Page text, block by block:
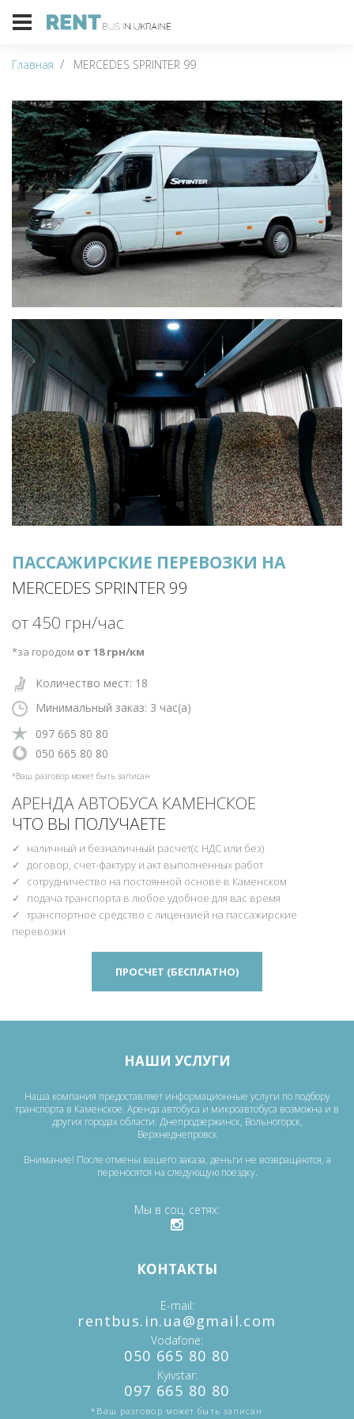
Главная MERCEDES SPRINTER 99
ПАССАЖИРСКИЕ ПЕРЕВОЗКИ НА
MERCEDES SPRINTER 99
от 450 грн/час
*за городом от 18 грн/км
Количество мест: 18
Минимальный заказ: 3 час(а)
‎097 665 80 80
‎‎050 665 80 80
*Ваш разговор может быть записан
АРЕНДА АВТОБУСА КАМЕНСКОЕ
ЧТО ВЫ ПОЛУЧАЕТЕ
наличный и безналичный расчет(с НДС или без)
договор, счет-фактуру и акт выполненных работ
сотрудничество на постоянной основе в Каменском
подача транспорта в любое удобное для вас время
транспортное средство с лицензией на пассажирские
перевозки
ПРОСЧЕТ (БЕСПЛАТНО)
НАШИ УСЛУГИ
Наша компания предоставляет информационные услуги по подбору
транспорта в Каменское. Аренда автобуса и микроавтобуса возможна и в
других городах области: Днепродзержинск, Вольногорск,
Верхнеднепровск
Внимание! После отмены вашего заказа, деньги не возвращаются, а
переносятся на следующую поездку.
Мы в соц. сетях
КОНТАКТЫ
E-mail
‎rentbus.in.ua@gmail.com
Vodafone
‎‎050 665 80 80
Kyivstar
‎097 665 80 80
*Ваш разговор может быть записан